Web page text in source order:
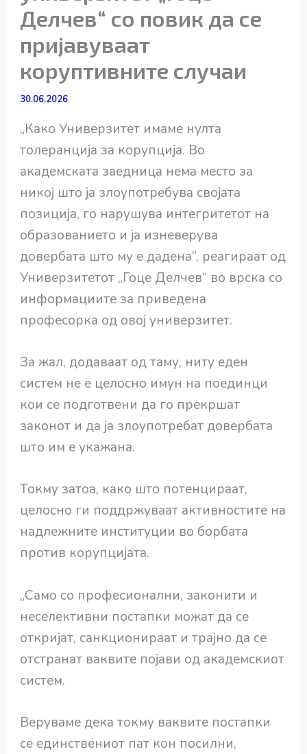
Делчев“ со повик да се
пријавуваат
коруптивните случаи
30.06.2026
„Како Универзитет имаме нулта
толеранција за корупција. Во
академската заедница нема место за
никој што ја злоупотребува својата
позиција, го нарушува интегритетот на
образованието и ја изневерува
довербата што му е дадена“, реагираат од
Универзитетот „Гоце Делчев“ во врска со
информациите за приведена
професорка од овој универзитет.
За жал, додаваат од таму, ниту еден
систем не е целосно имун на поединци
кои се подготвени да го прекршат
законот и да ја злоупотребат довербата
што им е укажана.
Токму затоа, како што потенцираат,
целосно ги поддржуваат активностите на
надлежните институции во борбата
против корупцијата.
„Само со професионални, законити и
неселективни постапки можат да се
откријат, санкционираат и трајно да се
отстранат ваквите појави од академскиот
систем.
Веруваме дека токму ваквите постапки
се единствениот пат кон посилни,